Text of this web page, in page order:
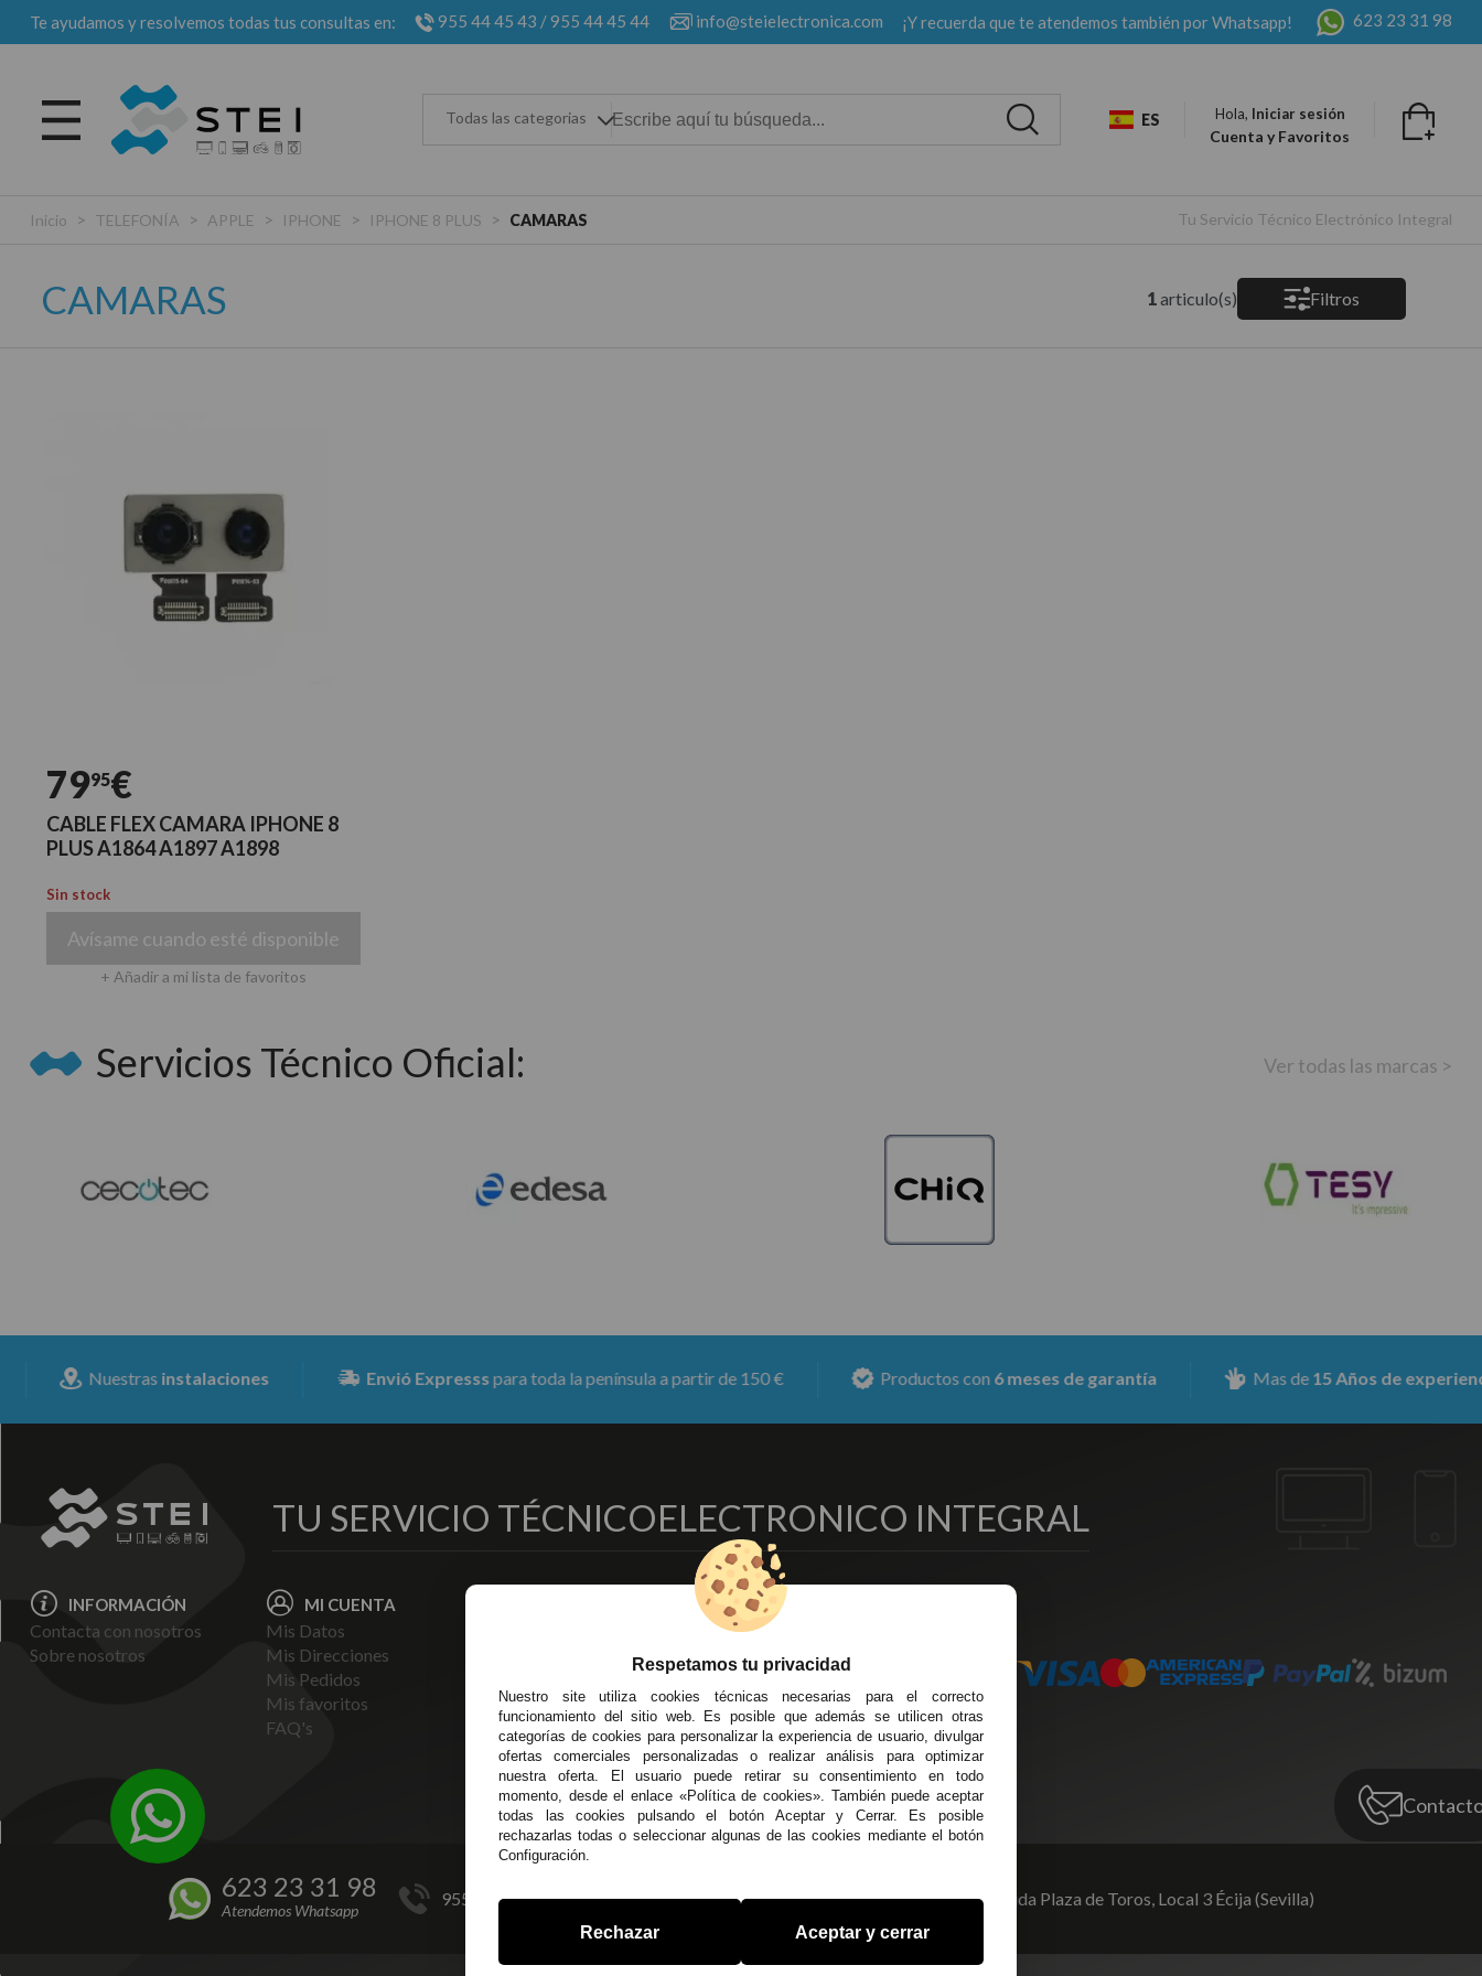
Te ayudamos y resolvemos todas tus consultas en: 955 44 45 43 /955 44 45 44 info@steielectronica.com ¡Y recuerda que te atendemos también por Whatsapp! 623 23 31 98
Todas las categorias ES Hola, Iniciar sesión
Cuenta y Favoritos
Inicio > TELEFONÍA > APPLE > IPHONE > IPHONE 8 PLUS > CAMARAS Tu Servicio Técnico Electrónico Integral
CAMARAS 1articulo(s) Filtros
7995€
CABLE FLEX CAMARA IPHONE 8
PLUS A1864 A1897 A1898
Sin stock
Avísame cuando esté disponible
+ Añadir a mi lista de favoritos
Servicios Técnico Oficial: Ver todas las marcas >
Nuestrasinstalaciones Envió Expressspara toda la península a partir de 150 € Productos con6 meses de garantía Mas de15 Años de experiencia
TU SERVICIO TÉCNICOELECTRONICO INTEGRAL
INFORMACIÓN
Contacta con nosotros
Sobre nosotros
MI CUENTA
Mis Datos
Mis Direcciones
Mis Pedidos
Mis favoritos
FAQ's
Entregas y Devoluciones
Pago Seguro
Terminos y
Condiciones Generales
Políticas de Cookies
DELEGACIONES
Écija - Sevilla
Av. Plaza de Toros. Local 3
Córdoba
C/ Ingeniero Iribarren, 14
Alzira - Valencia
C/ Esplugues, 135
623 23 31 98
Atendemos Whatsapp
955 44 45 43/955 44 45 44 info@steielectronica.com Avenida Plaza de Toros, Local 3 Écija (Sevilla)
Respetamos tu privacidad
Nuestro site utiliza cookies técnicas necesarias para el correcto
funcionamiento del sitio web. Es posible que además se utilicen otras
categorías de cookies para personalizar la experiencia de usuario, divulgar
ofertas comerciales personalizadas o realizar análisis para optimizar
nuestra oferta. El usuario puede retirar su consentimiento en todo
momento, desde el enlace «Política de cookies». También puede aceptar
todas las cookies pulsando el botón Aceptar y Cerrar. Es posible
rechazarlas todas o seleccionar algunas de las cookies mediante el botón
Configuración.
Rechazar Aceptar y cerrar